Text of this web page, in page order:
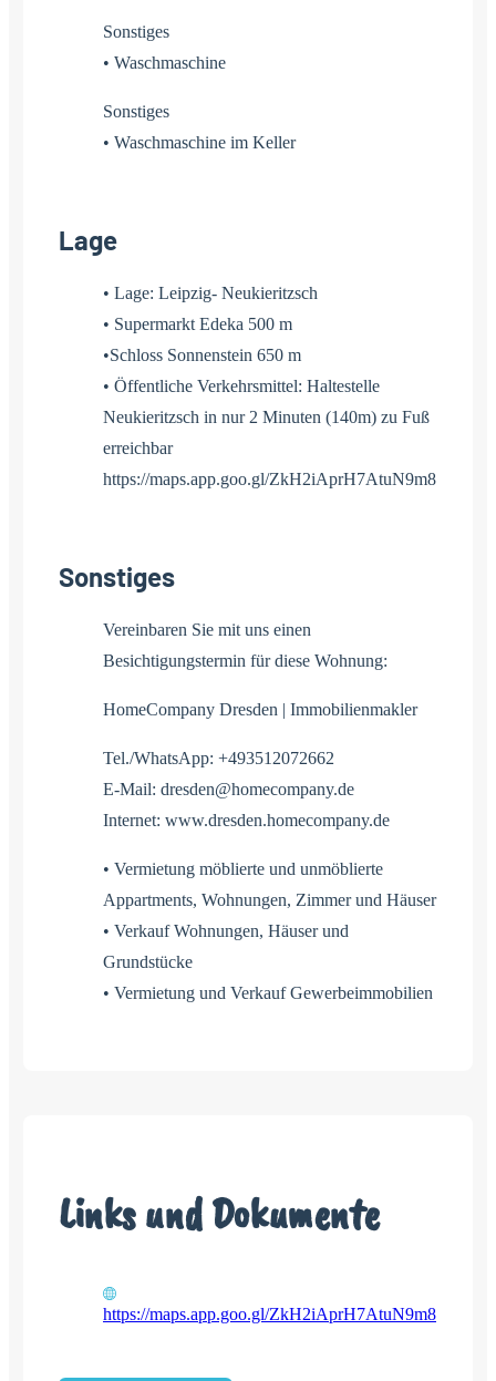
Sonstiges
• Waschmaschine
Sonstiges
• Waschmaschine im Keller
Lage
• Lage: Leipzig- Neukieritzsch
• Supermarkt Edeka 500 m
•Schloss Sonnenstein 650 m
• Öffentliche Verkehrsmittel: Haltestelle
Neukieritzsch in nur 2 Minuten (140m) zu Fuß
erreichbar
https://maps.app.goo.gl/ZkH2iAprH7AtuN9m8
Sonstiges
Vereinbaren Sie mit uns einen
Besichtigungstermin für diese Wohnung:
HomeCompany Dresden | Immobilienmakler
Tel./WhatsApp: +493512072662
E-Mail: dresden@homecompany.de
Internet: www.dresden.homecompany.de
• Vermietung möblierte und unmöblierte
Appartments, Wohnungen, Zimmer und Häuser
• Verkauf Wohnungen, Häuser und
Grundstücke
• Vermietung und Verkauf Gewerbeimmobilien
Links und Dokumente
https://maps.app.goo.gl/ZkH2iAprH7AtuN9m8